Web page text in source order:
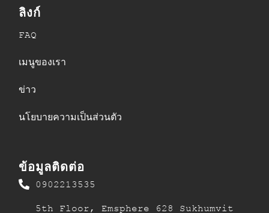
ลิงก์
FAQ
เมนูของเรา
ข่าว
นโยบายความเป็นส่วนตัว
ข้อมูลติดต่อ
0902213535
5th Floor, Emsphere 628 Sukhumvit